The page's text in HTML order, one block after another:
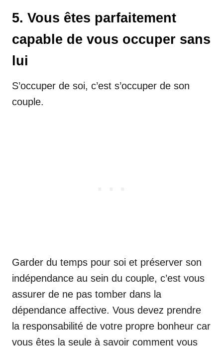
5. Vous êtes parfaitement
capable de vous occuper sans
lui
S’occuper de soi, c’est s’occuper de son
couple.
Garder du temps pour soi et préserver son
indépendance au sein du couple, c’est vous
assurer de ne pas tomber dans la
dépendance affective. Vous devez prendre
la responsabilité de votre propre bonheur car
vous êtes la seule à savoir comment vous